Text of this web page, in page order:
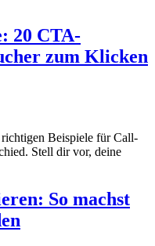
20 CTA-
zum Klicken
Beispiele für Call-
Stell dir vor, deine
So machst